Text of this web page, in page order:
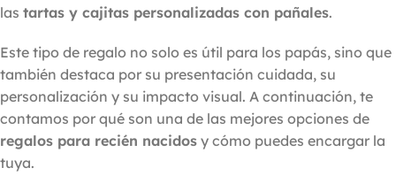
las tartas y cajitas personalizadas con pañales.
Este tipo de regalo no solo es útil para los papás, sino que
también destaca por su presentación cuidada, su
personalización y su impacto visual. A continuación, te
contamos por qué son una de las mejores opciones de
regalos para recién nacidos y cómo puedes encargar la
tuya.